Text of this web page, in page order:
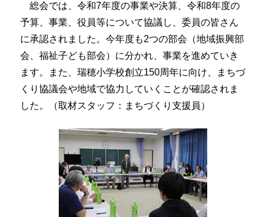
総会では、令和7年度の事業や決算、令和8年度の
予算、事業、役員等について協議し、委員の皆さん
に承認されました。今年度も2つの部会（地域振興部
会、福祉子ども部会）に分かれ、事業を進めていき
ます。また、瑞穂小学校創立150周年に向け、まちづ
くり協議会や地域で協力していくことが確認されま
した。（取材スタッフ：まちづくり支援員）